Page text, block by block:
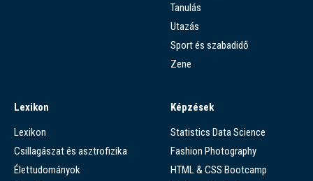
Tanulás
Utazás
Sport és szabadidő
Zene
Lexikon
Lexikon
Csillagászat és asztrofizika
Élettudományok
Képzések
Statistics Data Science
Fashion Photography
HTML & CSS Bootcamp